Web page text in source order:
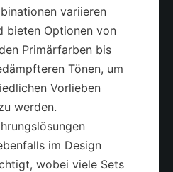
variieren
bieten Optionen von
Primärfarben bis
Tönen, um
Vorlieben
werden.
im Design
wobei viele Sets